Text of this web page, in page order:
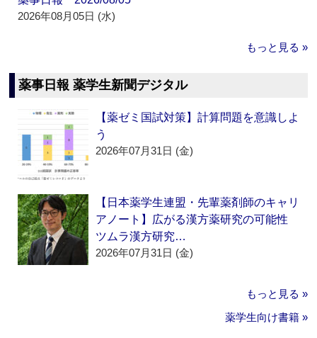
2026年08月05日 (水)
もっと見る »
薬事日報 薬学生新聞デジタル
【薬ゼミ国試対策】計算問題を意識しよ
う
2026年07月31日 (金)
【日本薬学生連盟・先輩薬剤師のキャリ
アノート】広がる漢方薬研究の可能性
ツムラ漢方研究…
2026年07月31日 (金)
もっと見る »
薬学生向け書籍 »